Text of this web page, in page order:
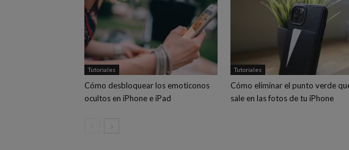
Tutoriales
Cómo desbloquear los emoticonos
ocultos en iPhone e iPad
Tutoriales
Cómo eliminar el punto verde
sale en las fotos de tu iPhone